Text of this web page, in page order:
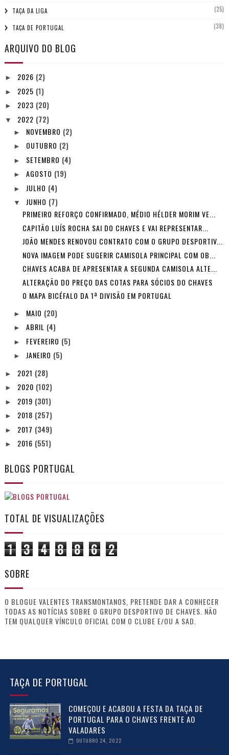
TAÇA DA LIGA (25)
TAÇA DE PORTUGAL (38)
ARQUIVO DO BLOG
► 2026 (2)
► 2025 (1)
► 2023 (20)
▼ 2022 (72)
► NOVEMBRO (2)
► OUTUBRO (2)
► SETEMBRO (4)
► AGOSTO (19)
► JULHO (4)
▼ JUNHO (7)
PRIMEIRO REFORÇO CONFIRMADO, MÉDIO HÉLDER MORIM VE...
CAPITÃO LUÍS ROCHA SAI DO CHAVES E VAI REPRESENTAR...
JOÃO MENDES RENOVOU CONTRATO COM O GRUPO DESPORTIV...
NOVA IMAGEM PODE SUGERIR CAMISOLA PRINCIPAL COM OB...
CHAVES ACABA DE APRESENTAR A SEGUNDA CAMISOLA ALTE...
ALTERAÇÃO DO PREÇO DAS COTAS PARA SÓCIOS DO CHAVES
O MAPA BICÉFALO DA 1ª DIVISÃO EM PORTUGAL
► MAIO (20)
► ABRIL (4)
► FEVEREIRO (5)
► JANEIRO (5)
► 2021 (28)
► 2020 (102)
► 2019 (301)
► 2018 (257)
► 2017 (349)
► 2016 (551)
BLOGS PORTUGAL
TOTAL DE VISUALIZAÇÕES
1 3 4 8 8 6 2
SOBRE
O BLOGUE VALENTES TRANSMONTANOS, PRETENDE DAR A CONHECER
TODAS AS NOTÍCIAS SOBRE O GRUPO DESPORTIVO DE CHAVES. NÃO
TEM QUALQUER VÍNCULO OFICIAL COM O CLUBE E/OU A SAD.
TAÇA DE PORTUGAL
COMEÇOU E ACABOU A FESTA DA TAÇA DE
PORTUGAL PARA O CHAVES FRENTE AO
VALADARES
OUTUBRO 24, 2022